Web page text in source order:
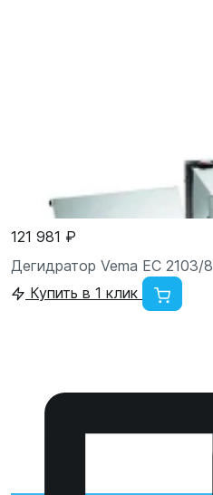
121 981 ₽
Дегидратор Vema EC 2103/8
Купить в 1 клик